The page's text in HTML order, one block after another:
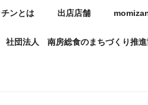
ンとは 出店店舗
社団法人 南房総食のまちづくり推進